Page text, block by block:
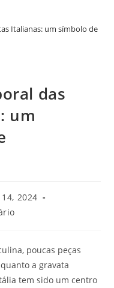
Italianas: um símbolo de
das
um
2024
poucas peças
a gravata
tem sido um centro